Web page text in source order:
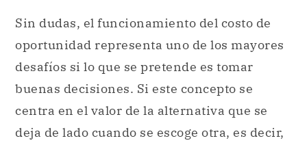
Sin dudas, el funcionamiento del costo de
oportunidad representa uno de los mayores
desafíos si lo que se pretende es tomar
buenas decisiones. Si este concepto se
centra en el valor de la alternativa que se
deja de lado cuando se escoge otra, es decir,